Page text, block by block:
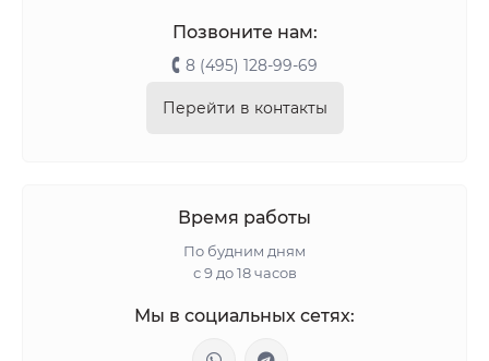
Позвоните нам:
8 (495) 128-99-69
Перейти в контакты
Время работы
По будним дням
с 9 до 18 часов
Мы в социальных сетях: